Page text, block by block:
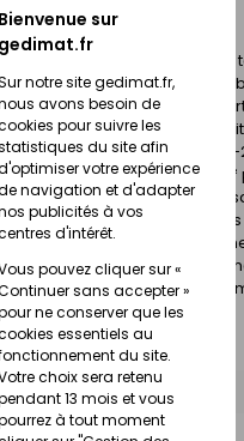
Bienvenue sur
gedimat.fr
notre site gedimat.fr,
avons besoin de
pour suivre les
du site afin
votre expérience
navigation et d'adapter
publicités à vos
d'intérêt.
pouvez cliquer sur «
sans accepter »
ne conserver que les
essentiels au
du site.
choix sera retenu
13 mois et vous
à tout moment
produit
traditionnel grain moyen CR
ciment, chaux aérienne,
et adjuvants spécifiques.
fiabilité et de régularité.
truelle. Granulométrie : 0-
18 kg/m². Finitions : 1,7 kg/
en eau : 3,3 à 3,8 litres par
est destiné à enduire
et intérieures des
sur les corps
Tradidur, Parmurex et
du produit
violets